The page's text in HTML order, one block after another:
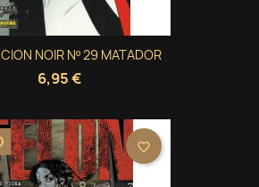
NOIR Nº 29 MATADOR
6,95 €
favorite_border